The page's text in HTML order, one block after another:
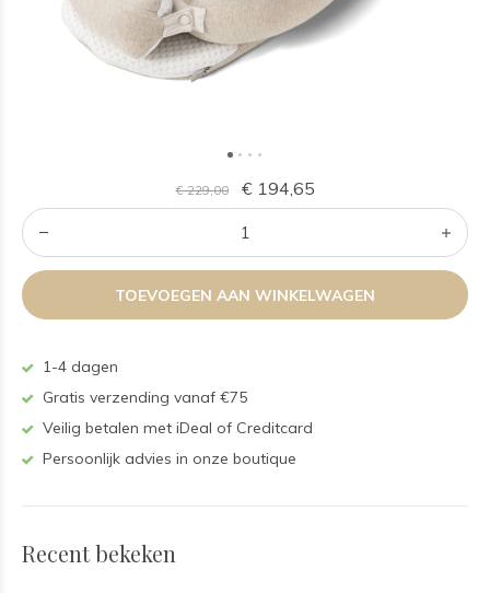
€ 229,00 € 194,65
TOEVOEGEN AAN WINKELWAGEN
1-4 dagen
Gratis verzending vanaf €75
Veilig betalen met iDeal of Creditcard
Persoonlijk advies in onze boutique
Recent bekeken